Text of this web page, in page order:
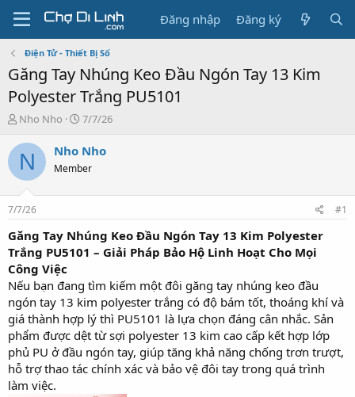
Đăng nhập Đăng ký
Điện Tử - Thiết Bị Số
Găng Tay Nhúng Keo Đầu Ngón Tay 13 Kim
Polyester Trắng PU5101
T
r
e
a
s
t
a
r
t
e
r
Nho Nho
N
à
g
7/7/26
N Nho Nho
Member
7/7/26 #1
Găng Tay Nhúng Keo Đầu Ngón Tay 13 Kim Polyester
Trắng PU5101 – Giải Pháp Bảo Hộ Linh Hoạt Cho Mọi
Công Việc
Nếu bạn đang tìm kiếm một đôi găng tay nhúng keo đầu
ngón tay 13 kim polyester trắng có độ bám tốt, thoáng khí và
giá thành hợp lý thì PU5101 là lựa chọn đáng cân nhắc. Sản
phẩm được dệt từ sợi polyester 13 kim cao cấp kết hợp lớp
phủ PU ở đầu ngón tay, giúp tăng khả năng chống trơn trượt,
hỗ trợ thao tác chính xác và bảo vệ đôi tay trong quá trình
làm việc.